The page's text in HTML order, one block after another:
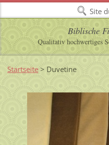
Biblische
Qualitativ hochwertiges
Startseite > Duvetine
Site